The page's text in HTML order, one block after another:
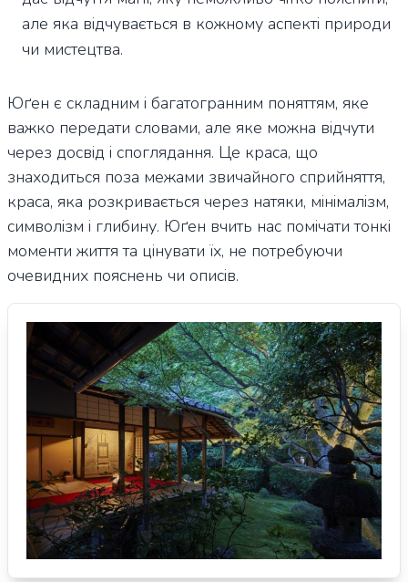
але яка відчувається в кожному аспекті природи
чи мистецтва.
Юґен є складним і багатогранним поняттям, яке
важко передати словами, але яке можна відчути
через досвід і споглядання. Це краса, що
знаходиться поза межами звичайного сприйняття,
краса, яка розкривається через натяки, мінімалізм,
символізм і глибину. Юґен вчить нас помічати тонкі
моменти життя та цінувати їх, не потребуючи
очевидних пояснень чи описів.